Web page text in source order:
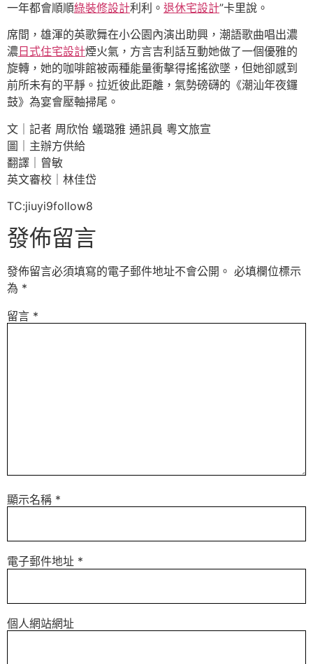
一年都會順順綠裝修設計利利。 退休宅設計”卡里說。
席間，雄渾的英歌舞在小公園內演出助興，潮語歌曲唱出濃
濃 日式住宅設計煙火氣，方言吉利話互動她做了一個優雅的
旋轉，她的咖啡館被兩種能量衝擊得搖搖欲墜，但她卻感到
前所未有的平靜。拉近彼此距離，氣勢磅礴的《潮汕年夜鑼
鼓》為宴會壓軸掃尾。
文｜記者 周欣怡 蟻璐雅 通訊員 粵文旅宣
圖｜主辦方供給
翻譯｜曾敏
英文審校｜林佳岱
TC:jiuyi9follow8
發佈留言
發佈留言必須填寫的電子郵件地址不會公開。 必填欄位標示
為 *
留言 *
顯示名稱 *
電子郵件地址 *
個人網站網址